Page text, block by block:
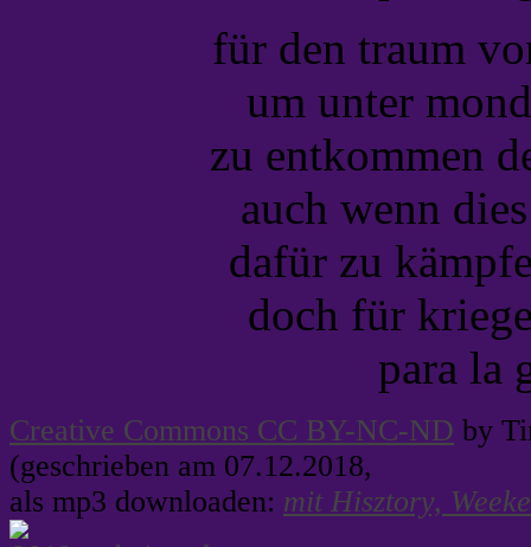
für den traum
um unter
zu entkommen
auch wenn
dafür zu
doch für
para la
Creative Commons CC BY-NC-ND by
(geschrieben am 07.12.2018,
als mp3 downloaden: mit Hisztory,